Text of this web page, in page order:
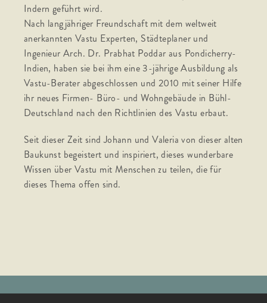
Indern geführt wird.
Nach langjähriger Freundschaft mit dem weltweit
anerkannten Vastu Experten, Städteplaner und
Ingenieur Arch. Dr. Prabhat Poddar aus Pondicherry-
Indien, haben sie bei ihm eine 3-jährige Ausbildung als
Vastu-Berater abgeschlossen und 2010 mit seiner Hilfe
ihr neues Firmen- Büro- und Wohngebäude in Bühl-
Deutschland nach den Richtlinien des Vastu erbaut.
Seit dieser Zeit sind Johann und Valeria von dieser alten
Baukunst begeistert und inspiriert, dieses wunderbare
Wissen über Vastu mit Menschen zu teilen, die für
dieses Thema offen sind.